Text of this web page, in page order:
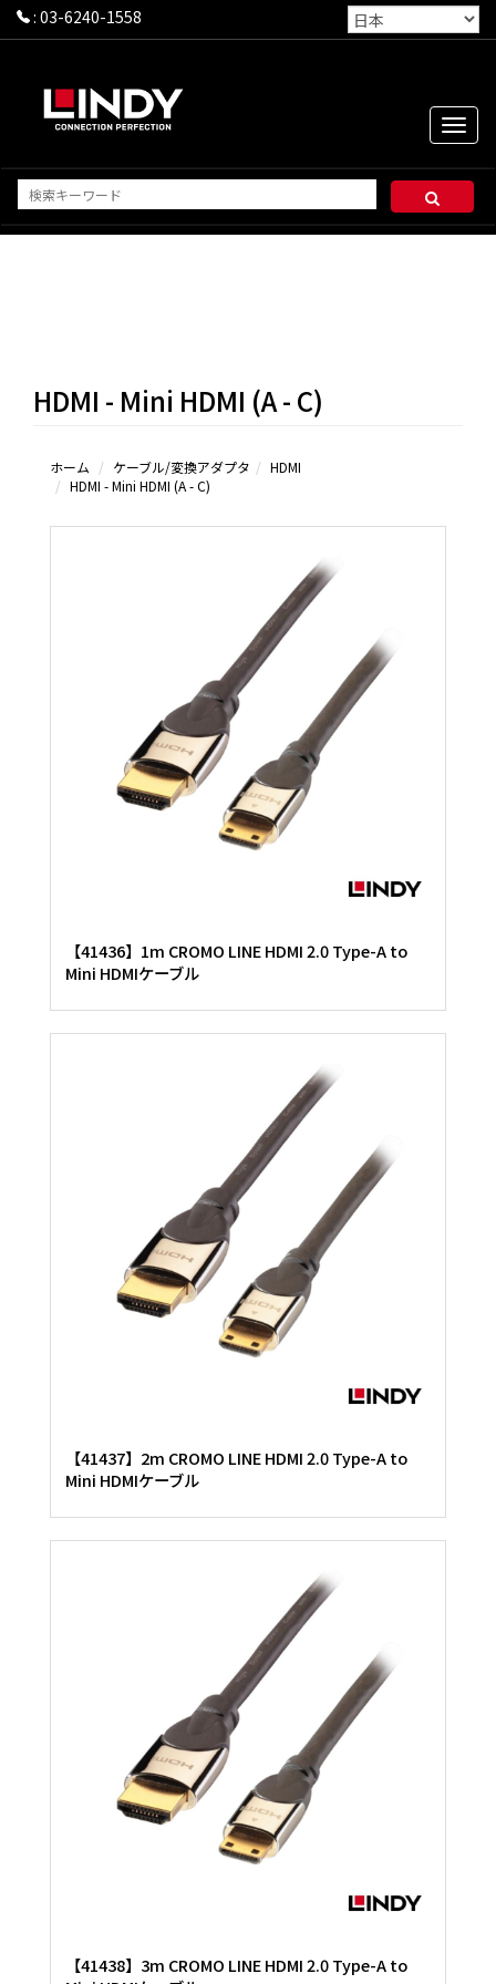
: 03-6240-1558
Toggle
HDMI - Mini HDMI (A - C)
ホーム ケーブル/変換アダプタ
HDMI
HDMI - Mini HDMI (A - C)
【41436】1m CROMO LINE HDMI 2.0 Type-A to
Mini HDMIケーブル
【41437】2m CROMO LINE HDMI 2.0 Type-A to
Mini HDMIケーブル
【41438】3m CROMO LINE HDMI 2.0 Type-A to